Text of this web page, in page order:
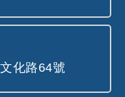
化路64號